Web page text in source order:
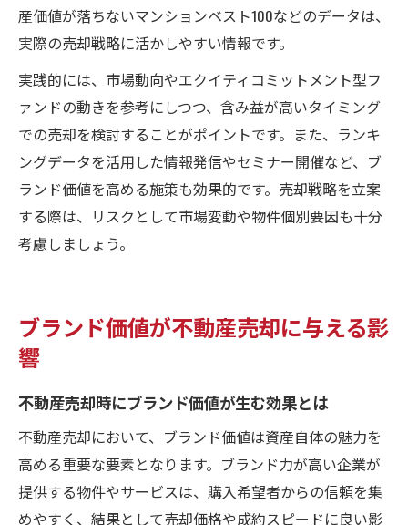
産価値が落ちないマンションベスト100などのデータは、
実際の売却戦略に活かしやすい情報です。
実践的には、市場動向やエクイティコミットメント型フ
ァンドの動きを参考にしつつ、含み益が高いタイミング
での売却を検討することがポイントです。また、ランキ
ングデータを活用した情報発信やセミナー開催など、ブ
ランド価値を高める施策も効果的です。売却戦略を立案
する際は、リスクとして市場変動や物件個別要因も十分
考慮しましょう。
ブランド価値が不動産売却に与える影
響
不動産売却時にブランド価値が生む効果とは
不動産売却において、ブランド価値は資産自体の魅力を
高める重要な要素となります。ブランド力が高い企業が
提供する物件やサービスは、購入希望者からの信頼を集
めやすく、結果として売却価格や成約スピードに良い影